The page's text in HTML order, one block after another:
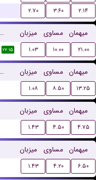
۲.۷۰ ۳.۶۰ ۲.۱۴
میزبان مساوی میهمان
۲۲:۱۵ ۱.۰۳ ۱۰.۰۰ ۲۱.۰۰
میزبان مساوی میهمان
۱.۰۸ ۸.۵۰ ۱۳.۲۵
میزبان مساوی میهمان
۱.۴۳ ۴.۵۰ ۴.۷۵
میزبان مساوی میهمان
۱.۴۳ ۴.۲۰ ۶.۵۰